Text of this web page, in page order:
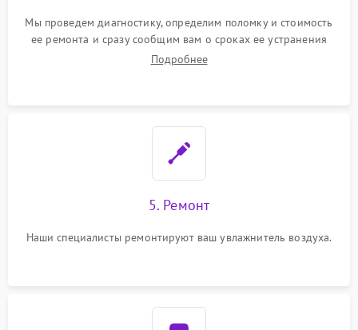
Мы проведем диагностику, определим поломку и стоимость
ее ремонта и сразу сообщим вам о сроках ее устранения
Подробнее
5. Ремонт
Наши специалисты ремонтируют ваш увлажнитель воздуха.